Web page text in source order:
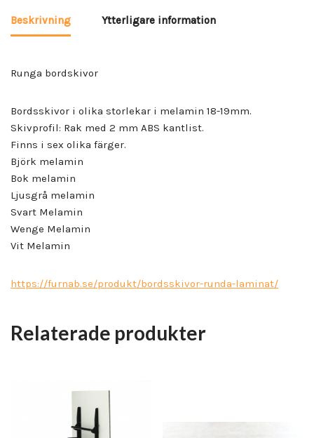
Beskrivning Ytterligare information
Runga bordskivor
Bordsskivor i olika storlekar i melamin 18-19mm.
Skivprofil: Rak med 2 mm ABS kantlist.
Finns i sex olika färger.
Björk melamin
Bok melamin
Ljusgrå melamin
Svart Melamin
Wenge Melamin
Vit Melamin
https://furnab.se/produkt/bordsskivor-runda-laminat/
Relaterade produkter